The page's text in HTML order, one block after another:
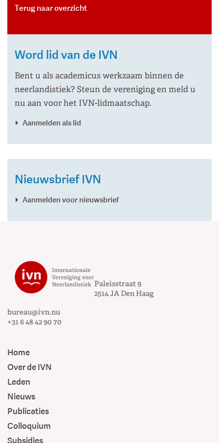
Terug naar overzicht
Word lid van de IVN
Bent u als academicus werkzaam binnen de
neerlandistiek? Steun de vereniging en meld u
nu aan voor het IVN-lidmaatschap.
Aanmelden als lid
Nieuwsbrief IVN
Aanmelden voor nieuwsbrief
Paleisstraat 9
2514 JA Den Haag
bureau@ivn.nu
+31 6 48 42 90 70
Home
Over de IVN
Leden
Nieuws
Publicaties
Colloquium